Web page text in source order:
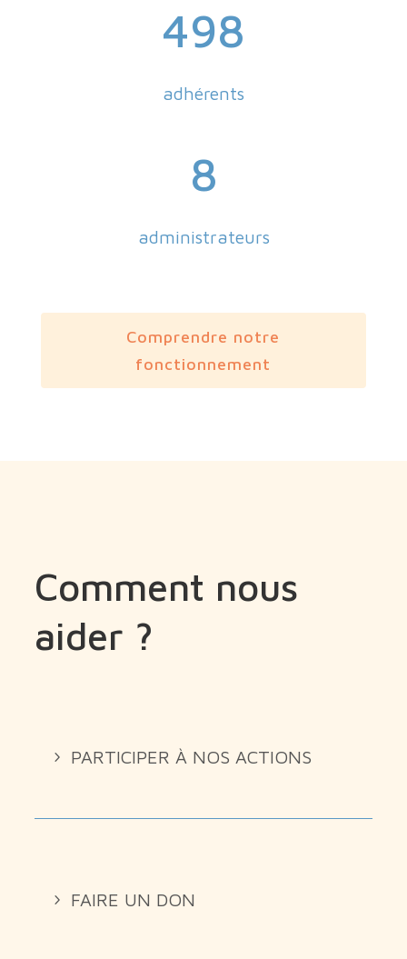
498
adhérents
8
administrateurs
Comprendre notre
fonctionnement
Comment nous
aider ?
PARTICIPER À NOS ACTIONS
FAIRE UN DON